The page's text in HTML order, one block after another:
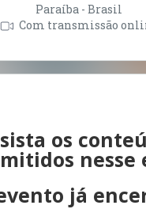
Paraíba - Brasil
Com transmissão
os
nesse
já